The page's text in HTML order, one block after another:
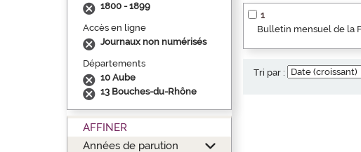
1800 - 1899
Accès en ligne
Journaux non numérisés
Départements
10 Aube
13 Bouches-du-Rhône
AFFINER
Années de parution
1
Bulletin mensuel de la
Tri par :